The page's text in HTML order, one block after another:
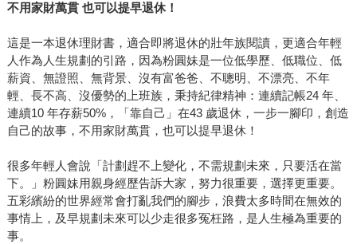
不用家財萬貫 也可以提早退休！
這是一本退休理財書，適合即將退休的壯年族閱讀，更適合年輕
人作為人生規劃的引路，因為粉圓妹是一位低學歷、低職位、低
薪資、無證照、無背景、沒有富爸爸、不聰明、不漂亮、不年
輕、長不高、沒優勢的上班族，秉持紀律精神：連續記帳24 年、
連續10 年存薪50%，「靠自己」在43 歲退休，一步一腳印，創造
自己的故事，不用家財萬貫，也可以提早退休！
很多年輕人會說「計劃趕不上變化，不需規劃未來，只要活在當
下。」粉圓妹用親身經歷告訴大家，努力很重要，選擇更重要。
五彩繽紛的世界經常會打亂我們的腳步，浪費太多時間在無效的
事情上，及早規劃未來可以少走很多冤枉路，是人生極為重要的
事。